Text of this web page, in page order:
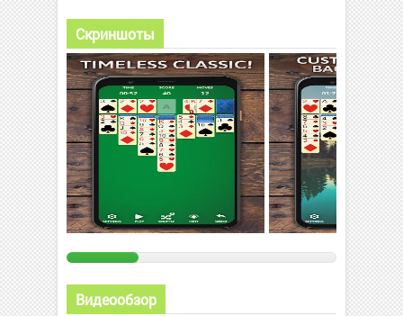
Скриншоты
Видеообзор